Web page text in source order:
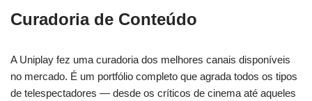
Curadoria de Conteúdo
A Uniplay fez uma curadoria dos melhores canais disponíveis
no mercado. É um portfólio completo que agrada todos os tipos
de telespectadores — desde os críticos de cinema até aqueles